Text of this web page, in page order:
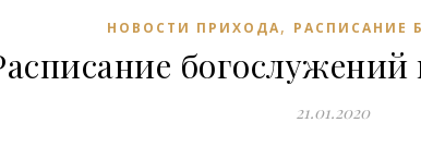
НОВОСТИ ПРИХОДА, РАСПИСАНИЕ
богослужений
21.01.2020